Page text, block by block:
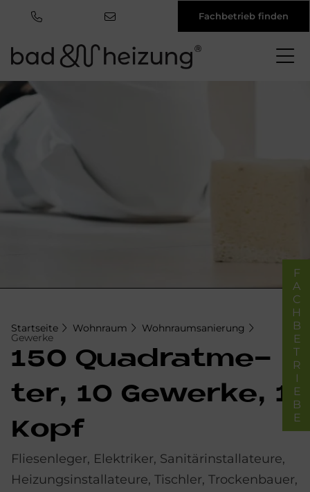
Direkt
zum
Inhalt
Fachbetrieb finden
Startseite Wohnraum Wohnraumsanierung
Gewerke
150 Qua­drat­me­
ter, 10 Ge­wer­ke, 1
Kopf
Fliesenleger, Elektriker, Sanitärinstallateure,
Heizungsinstallateure, Tischler, Trockenbauer,
FACHBETRIEBE